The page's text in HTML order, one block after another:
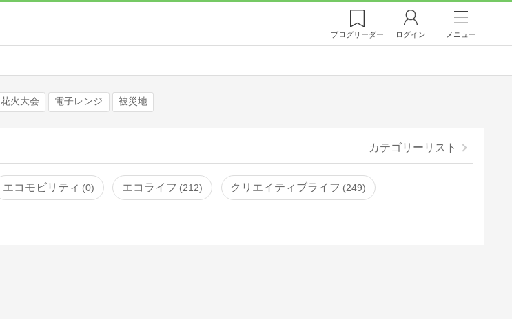
ブログリーダー ログイン メニュー
花火大会 電子レンジ 被災地
カテゴリーリスト
エコモビリティ 0 エコライフ 212 クリエイティブライフ 249